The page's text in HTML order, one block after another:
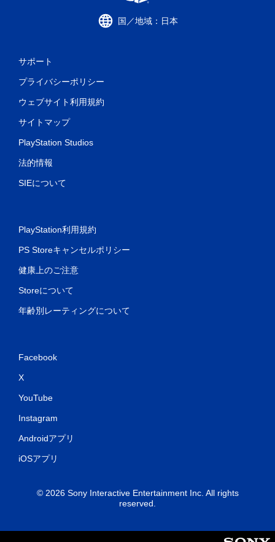
国／地域：日本
サポート
プライバシーポリシー
ウェブサイト利用規約
サイトマップ
PlayStation Studios
法的情報
SIEについて
PlayStation利用規約
PS Storeキャンセルポリシー
健康上のご注意
Storeについて
年齢別レーティングについて
Facebook
X
YouTube
Instagram
Androidアプリ
iOSアプリ
© 2026 Sony Interactive Entertainment Inc. All rights
reserved.